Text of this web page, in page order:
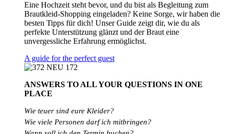
Eine Hochzeit steht bevor, und du bist als Begleitung zum
Brautkleid-Shopping eingeladen? Keine Sorge, wir haben die
besten Tipps für dich! Unser Guide zeigt dir, wie du als
perfekte Unterstützung glänzt und der Braut eine
unvergessliche Erfahrung ermöglichst.
A guide for the perfect guest
ANSWERS TO ALLYOUR QUESTIONS IN ONE
PLACE
Wie teuer sind eure Kleider?
Wie viele Personen darf ich mitbringen?